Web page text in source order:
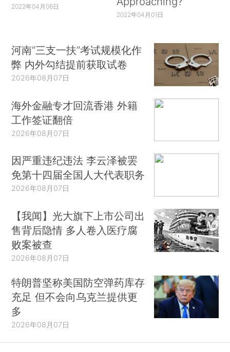
2022年04月06日
2022年04月01日
河南“三支一扶”考试规模化作
弊 内外勾结提前获取试卷
2026年08月07日
海外金融专才回流香港 外籍
工作签证翻倍
2026年08月07日
因严重违纪违法 李云泽被罢
免第十四届全国人大代表职务
2026年08月07日
【我闻】光大旗下上市公司出
售背后隐情 多人卷入医疗腐
败案被查
2026年08月07日
特朗普坚称美国防空弹药库存
充足 但不会向乌克兰提供更
多
2026年08月07日